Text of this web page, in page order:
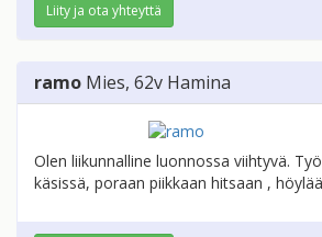
Liity ja ota yhteyttä
ramo Mies, 62v Hamina
Olen liikunnalline luonnossa viihtyvä.
käsissä, poraan piikkaan hitsaan ,